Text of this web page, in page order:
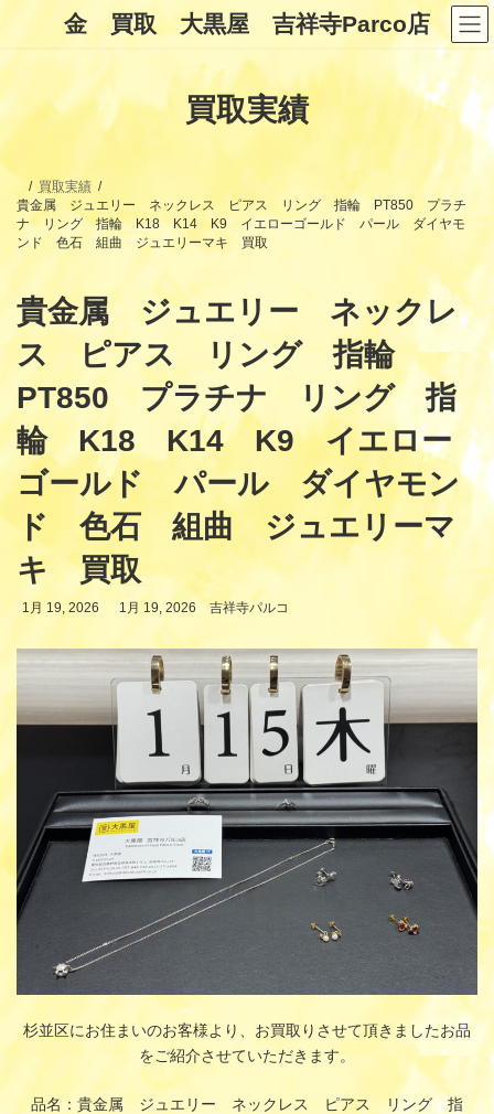
ン
キ
ッ
ー
に
移
金 買取 大黒屋 吉祥寺Parco店
買取実績
買取実績
貴金属 ジュエリー ネックレス ピアス リング 指輪 PT850 プラチ
ナ リング 指輪 K18 K14 K9 イエローゴールド パール ダイヤモ
ンド 色石 組曲 ジュエリーマキ 買取
貴金属 ジュエリー ネックレ
ス ピアス リング 指輪
PT850 プラチナ リング 指
輪 K18 K14 K9 イエロー
ゴールド パール ダイヤモン
ド 色石 組曲 ジュエリーマ
キ 買取
1月 19, 2026
最
日
時
:
1月 19, 2026 吉祥寺パルコ
杉並区にお住まいのお客様より、お買取りさせて頂きましたお品
をご紹介させていただきます。
品名：貴金属 ジュエリー ネックレス ピアス リング 指